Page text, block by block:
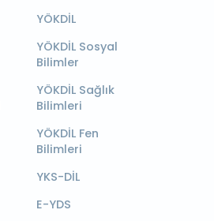
YÖKDİL
YÖKDİL Sosyal
Bilimler
YÖKDİL Sağlık
Bilimleri
YÖKDİL Fen
Bilimleri
YKS-DİL
E-YDS